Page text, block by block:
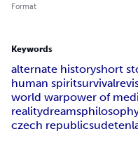
Format
Keywords
alternate historyshort
human spiritsurvival
world warpower of
realitydreams
czech republic